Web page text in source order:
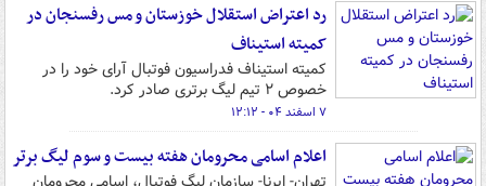
رد اعتراض استقلال خوزستان و مس رفسنجان در
کمیته استیناف
کمیته استیناف فدراسیون فوتبال آرای خود را در
خصوص ۲ تیم‌ لیگ برتری صادر کرد.
۷ اسفند ۰۴ - ۱۲:۱۲
اعلام اسامی محرومان هفته بیست و سوم لیگ برتر